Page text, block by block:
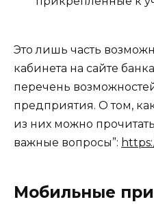
Это лишь часть
кабинета на сайте
перечень
предприятия. О том,
из них можно
важные вопросы”:
Мобильные